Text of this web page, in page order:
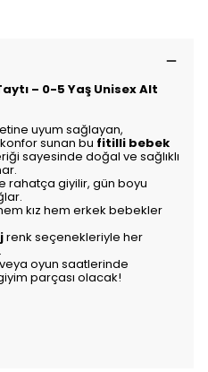
– 0-5 Yaş Unisex Alt
uyum sağlayan,
sunan bu fitilli bebek
sayesinde doğal ve sağlıklı
rahatça giyilir, gün boyu
kız hem erkek bebekler
renk seçenekleriyle her
oyun saatlerinde
parçası olacak!